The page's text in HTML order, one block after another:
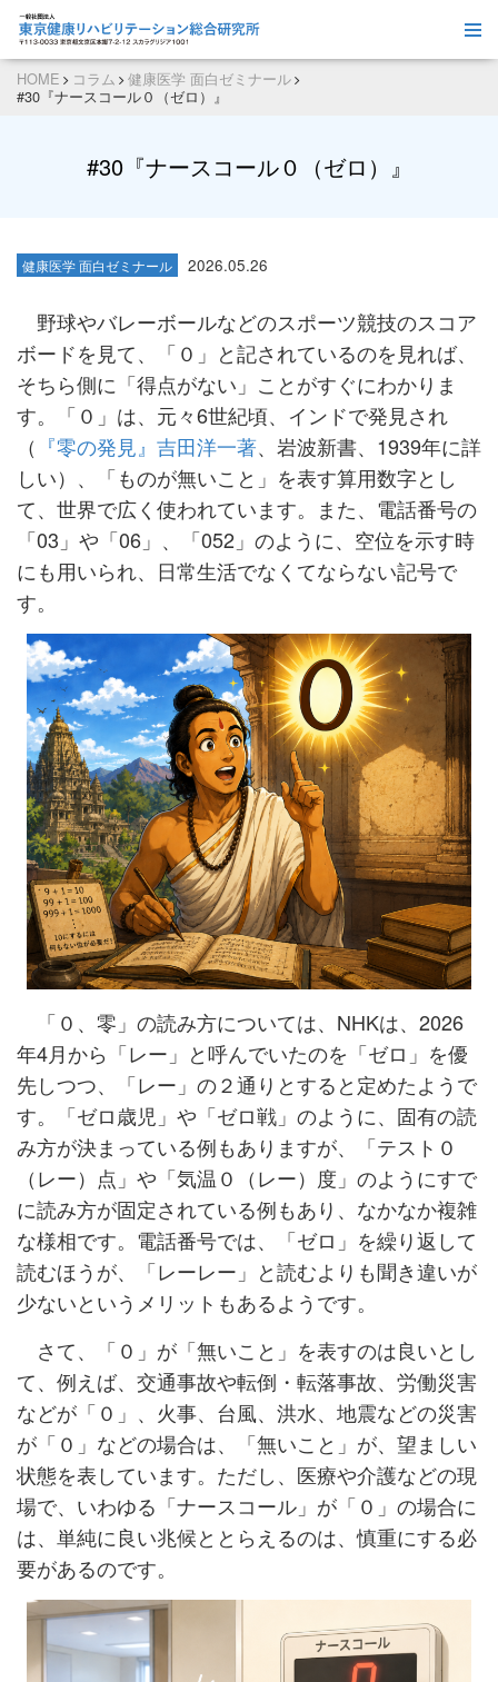
HOME コラム
健康医学 面白ゼミナール
#30『ナースコール０（ゼロ）』
#30『ナースコール０（ゼロ）』
健康医学 面白ゼミナール 2026.05.26
野球やバレーボールなどのスポーツ競技のスコア
ボードを見て、「０」と記されているのを見れば、
そちら側に「得点がない」ことがすぐにわかりま
す。「０」は、元々6世紀頃、インドで発見され
（ 『零の発見』吉田洋一著、岩波新書、1939年に詳
しい）、「ものが無いこと」を表す算用数字とし
て、世界で広く使われています。また、電話番号の
「03」や「06」、「052」のように、空位を示す時
にも用いられ、日常生活でなくてならない記号で
す。
「０、零」の読み方については、NHKは、2026
年4月から「レー」と呼んでいたのを「ゼロ」を優
先しつつ、「レー」の２通りとすると定めたようで
す。「ゼロ歳児」や「ゼロ戦」のように、固有の読
み方が決まっている例もありますが、「テスト０
（レー）点」や「気温０（レー）度」のようにすで
に読み方が固定されている例もあり、なかなか複雑
な様相です。電話番号では、「ゼロ」を繰り返して
読むほうが、「レーレー」と読むよりも聞き違いが
少ないというメリットもあるようです。
さて、「０」が「無いこと」を表すのは良いとし
て、例えば、交通事故や転倒・転落事故、労働災害
などが「０」、火事、台風、洪水、地震などの災害
が「０」などの場合は、「無いこと」が、望ましい
状態を表しています。ただし、医療や介護などの現
場で、いわゆる「ナースコール」が「０」の場合に
は、単純に良い兆候ととらえるのは、慎重にする必
要があるのです。